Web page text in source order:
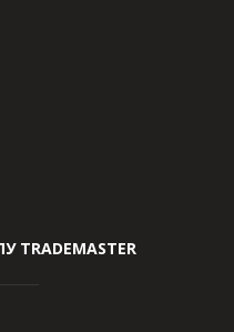
TRADEMASTER